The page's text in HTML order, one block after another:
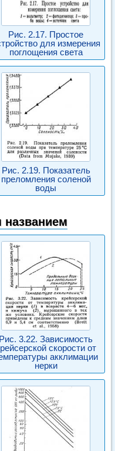
Рис. 2.17. Простое
для измерения
поглощения света
Рис. 2.19. Показатель
преломления соленой
воды
названием
Рис. 3.22. Зависимость
скорости от
акклимации
нерки